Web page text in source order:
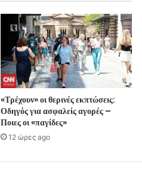
«Τρέχουν» οι θερινές εκπτώσεις:
Οδηγός για ασφαλείς αγορές –
Ποιες οι «παγίδες»
12 ώρες ago